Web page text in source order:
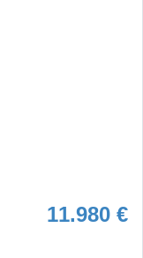
11.980 €